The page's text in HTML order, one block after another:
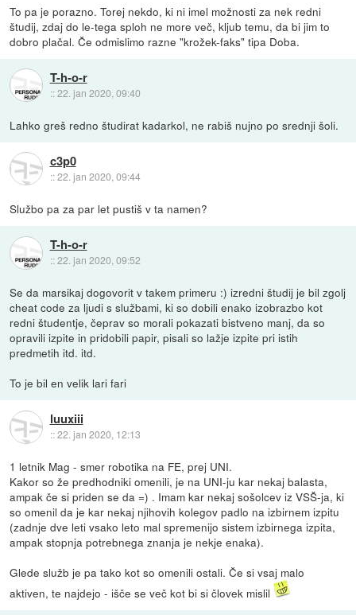
To pa je porazno. Torej nekdo, ki ni imel možnosti za nek redni
študij, zdaj do le-tega sploh ne more več, kljub temu, da bi jim to
dobro plačal. Če odmislimo razne "krožek-faks" tipa Doba.
T-h-o-r
::22. jan 2020, 09:40
Lahko greš redno študirat kadarkol, ne rabiš nujno po srednji šoli.
c3p0
::22. jan 2020, 09:44
Službo pa za par let pustiš v ta namen?
T-h-o-r
::22. jan 2020, 09:52
Se da marsikaj dogovorit v takem primeru :) izredni študij je bil zgolj
cheat code za ljudi s službami, ki so dobili enako izobrazbo kot
redni študentje, čeprav so morali pokazati bistveno manj, da so
opravili izpite in pridobili papir, pisali so lažje izpite pri istih
predmetih itd. itd.
To je bil en velik lari fari
luuxiii
::22. jan 2020, 12:13
1 letnik Mag - smer robotika na FE, prej UNI.
Kakor so že predhodniki omenili, je na UNI-ju kar nekaj balasta,
ampak če si priden se da =) . Imam kar nekaj sošolcev iz VSŠ-ja, ki
so omenil da je kar nekaj njihovih kolegov padlo na izbirnem izpitu
(zadnje dve leti vsako leto mal spremenijo sistem izbirnega izpita,
ampak stopnja potrebnega znanja je nekje enaka).
Glede služb je pa tako kot so omenili ostali. Če si vsaj malo
aktiven, te najdejo - išče se več kot bi si človek mislil